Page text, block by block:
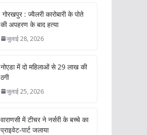
गोरखपुर : ज्वैलरी कारोबारी के पोते
की अपहरण के बाद हत्या
जुलाई 28, 2026
नोएडा में दो महिलाओं से 29 लाख की
ठगी
जुलाई 25, 2026
वाराणसी में टीचर ने नर्सरी के बच्चे का
प्राइवेट-पार्ट जलाया